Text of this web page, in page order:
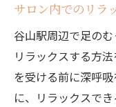
サロン内でのリラ
谷山駅周辺で足の
リラックスする方
を受ける前に深呼
に、リラックスで